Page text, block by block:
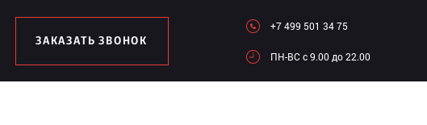
ЗАКАЗАТЬ ЗВОНОК
+7 499 501 34 75
ПН-ВC c 9.00 до 22.00